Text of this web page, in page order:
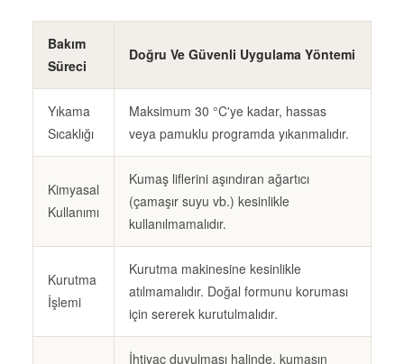
Bakım
Süreci
Doğru Ve Güvenli Uygulama Yöntemi
Yıkama
Sıcaklığı
Maksimum 30 °C'ye kadar, hassas
veya pamuklu programda yıkanmalıdır.
Kimyasal
Kullanımı
Kumaş liflerini aşındıran ağartıcı
(çamaşır suyu vb.) kesinlikle
kullanılmamalıdır.
Kurutma
İşlemi
Kurutma makinesine kesinlikle
atılmamalıdır. Doğal formunu koruması
için sererek kurutulmalıdır.
İhtiyaç duyulması halinde, kumaşın